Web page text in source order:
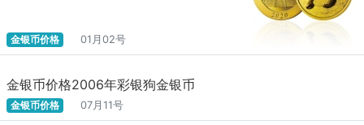
金银币价格 01月02号
金银币价格2006年彩银狗金银币
金银币价格 07月11号